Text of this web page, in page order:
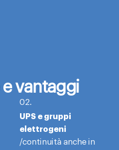
e vantaggi
02.
UPS e gruppi
elettrogeni
/continuità anche in